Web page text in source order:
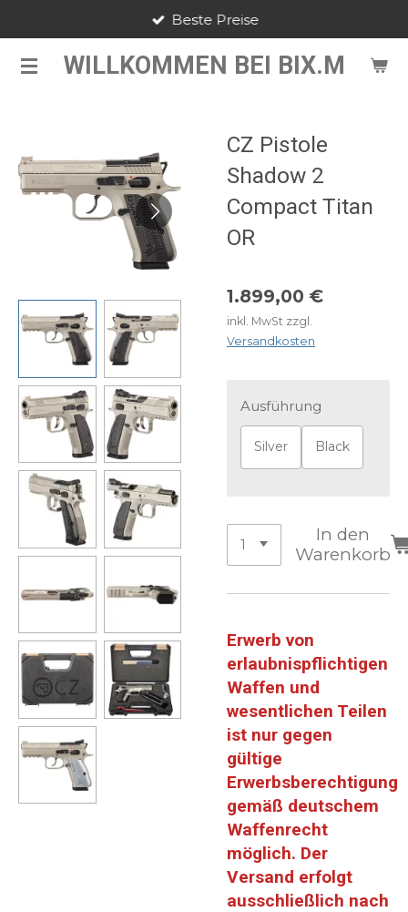
springen WILLKOMMEN BEI BIX.M
Beste Preise
CZ Pistole
Shadow 2
Compact Titan
OR
1.899,00 €
inkl. MwSt zzgl.
Versandkosten
Ausführung
Silver Black
In den
Warenkorb
Erwerb von
erlaubnispflichtigen
Waffen und
wesentlichen Teilen
ist nur gegen
gültige
Erwerbsberechtigung
gemäß deutschem
Waffenrecht
möglich. Der
Versand erfolgt
ausschließlich nach